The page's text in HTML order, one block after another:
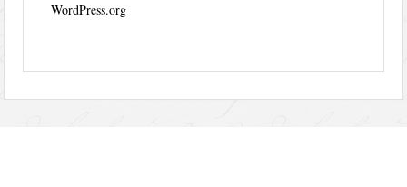
WordPress.org